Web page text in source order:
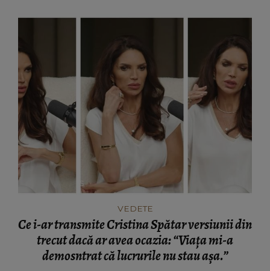
VEDETE
Ce i-ar transmite Cristina Spătar versiunii din
trecut dacă ar avea ocazia: “Viața mi-a
demosntrat că lucrurile nu stau așa.”